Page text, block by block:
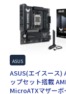
ASUS
ASUS(エイスース)
ップセット搭載
MicroATXマザーボ